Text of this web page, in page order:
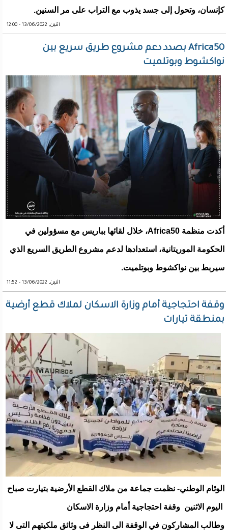
كإنسان، وتحول إلى جسد يذوب مع التراب على مر السنين.
اثنين, 13/06/2022 - 12:00
Africa50 بصدد دعم مشروع طريق سريع بين
نواكشوط وبوتلميت
أكدت منظمة Africa50، خلال لقائها بباريس مع مسؤولين في
الحكومة الموريتانية، استعدادها لدعم مشروع الطريق السريع الذي
سيربط بين نواكشوط وبوتلميت.
اثنين, 13/06/2022 - 11:52
وقفة احتجاجية أمام وزارة الاسكان لملاك قطع أرضية
بمنطقة تيارات
الوئام الوطني- نظمت جماعة من ملاك القطع الأرضية بتيارت صباح
اليوم الاثنين وقفة احتجاجية أمام وزارة الاسكان
وطالب المشاركون في الوقفة الى النظر فى وثائق ملكيتهم التى لا